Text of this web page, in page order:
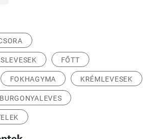
FŐTT
FOKHAGYMA KRÉMLEVESEK
BURGONYALEVES